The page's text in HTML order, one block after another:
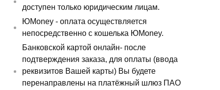
доступен только юридическим лицам.
ЮMoney - оплата осуществляется
непосредственно с кошелька ЮMoney.
Банковской картой онлайн- после
подтверждения заказа, для оплаты (ввода
реквизитов Вашей карты) Вы будете
перенаправлены на платёжный шлюз ПАО